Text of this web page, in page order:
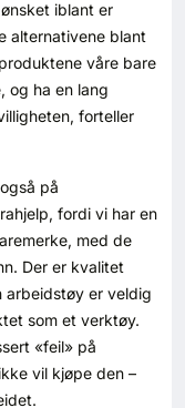
iblant er
alternativene blant
våre bare
og ha en lang
forteller
på
fordi vi har en
med de
Der er kvalitet
arbeidstøy er veldig
som et verktøy.
«feil» på
vil kjøpe den –